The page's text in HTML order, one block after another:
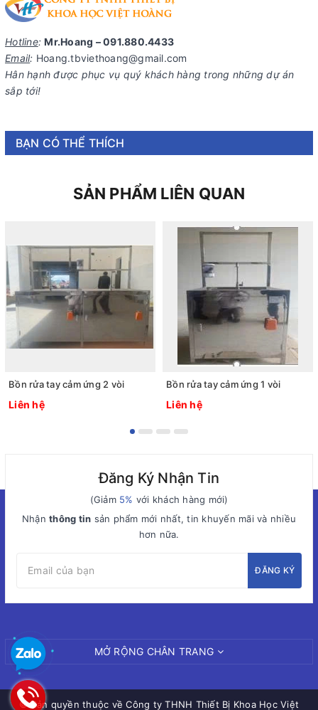
Hotline: Mr.Hoang – 091.880.4433
Email: Hoang.tbviethoang@gmail.com
Hân hạnh được phục vụ quý khách hàng trong những dự án
sắp tới!
BẠN CÓ THỂ THÍCH
SẢN PHẨM LIÊN QUAN
Bồn rửa tay cảm ứng 2 vòi
Liên hệ
Bồn rửa tay cảm ứng 1 vòi
Liên hệ
Đăng Ký Nhận Tin
(Giảm 5% với khách hàng mới)
Nhậnthông tin sản phẩm mới nhất, tin khuyến mãi và nhiều
hơn nữa.
ĐĂNG KÝ
MỞ RỘNG CHÂN TRANG
© Bản quyền thuộc vềCông ty THNH Thiết Bị Khoa Học Việt